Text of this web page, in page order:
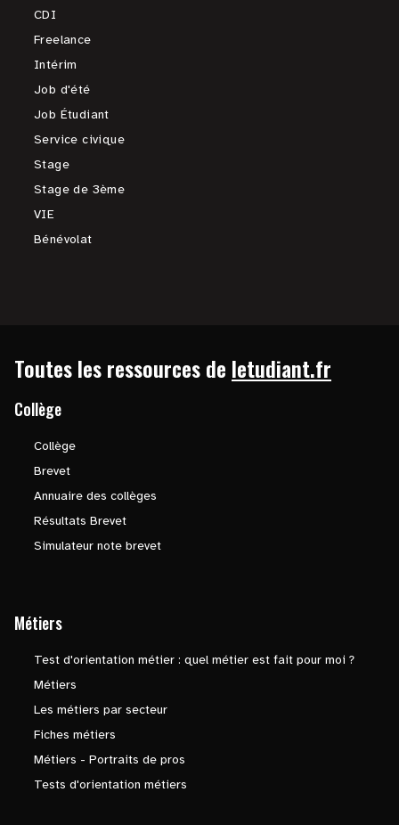
CDI
Freelance
Intérim
Job d'été
Job Étudiant
Service civique
Stage
Stage de 3ème
VIE
Bénévolat
Toutes les ressources de letudiant.fr
Collège
Collège
Brevet
Annuaire des collèges
Résultats Brevet
Simulateur note brevet
Métiers
Test d'orientation métier : quel métier est fait pour moi ?
Métiers
Les métiers par secteur
Fiches métiers
Métiers - Portraits de pros
Tests d'orientation métiers